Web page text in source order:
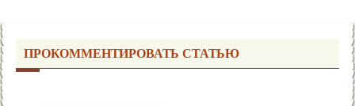
ПРОКОММЕНТИРОВАТЬ СТАТЬЮ